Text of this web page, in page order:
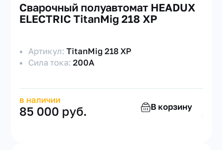
Сварочный полуавтомат HEADUX
ELECTRIC TitanMig 218 XP
Артикул:TitanMig 218 XP
Сила тока:200А
в наличии
85 000 руб. В корзину